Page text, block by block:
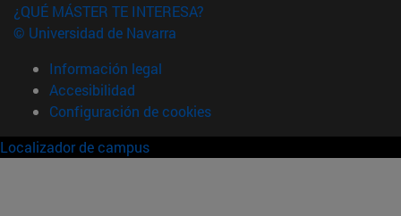
¿QUÉ MÁSTER TE INTERESA?
© Universidad de Navarra
Información legal
Accesibilidad
Configuración de cookies
Localizador de campus